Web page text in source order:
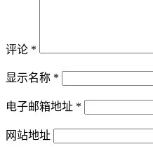
评论 *
显示名称 *
电子邮箱地址 *
网站地址